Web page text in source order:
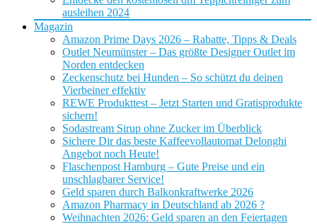
ausleihen 2024
Magazin
Amazon Prime Days 2026 – Rabatte, Tipps & Deals
Outlet Neumünster – Das größte Designer Outlet im
Norden entdecken
Zeckenschutz bei Hunden – So schützt du deinen
Vierbeiner effektiv
REWE Produkttest – Jetzt Starten und Gratisprodukte
sichern!
Sodastream Sirup ohne Zucker im Überblick
Sichere Dir das beste Kaffeevollautomat Delonghi
Angebot noch Heute!
Flaschenpost Hamburg – Gute Preise und ein
unschlagbarer Service!
Geld sparen durch Balkonkraftwerke 2026
Amazon Pharmacy in Deutschland ab 2026 ?
Weihnachten 2026: Geld sparen an den Feiertagen